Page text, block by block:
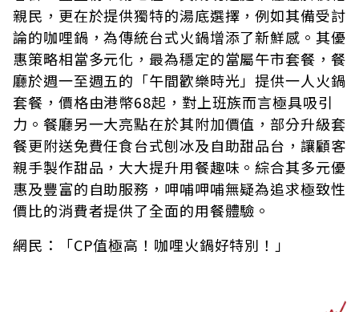
親民，更在於提供獨特的湯底選擇，例如其備受討
論的咖哩鍋，為傳統台式火鍋增添了新鮮感。其優
惠策略相當多元化，最為穩定的當屬午市套餐，餐
廳於週一至週五的「午間歡樂時光」提供一人火鍋
套餐，價格由港幣68起，對上班族而言極具吸引
力。餐廳另一大亮點在於其附加價值，部分升級套
餐更附送免費任食台式刨冰及自助甜品台，讓顧客
親手製作甜品，大大提升用餐趣味。綜合其多元優
惠及豐富的自助服務，呷哺呷哺無疑為追求極致性
價比的消費者提供了全面的用餐體驗。
網民：「CP值極高！咖哩火鍋好特別！」